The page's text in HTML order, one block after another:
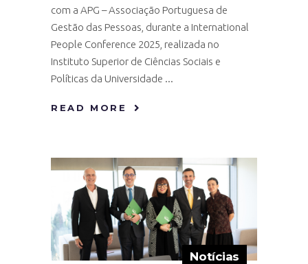
com a APG – Associação Portuguesa de
Gestão das Pessoas, durante a International
People Conference 2025, realizada no
Instituto Superior de Ciências Sociais e
Políticas da Universidade
READ MORE
Notícias